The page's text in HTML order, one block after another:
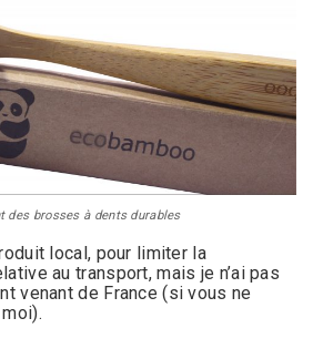
des brosses à dents durables
local, pour limiter la
au transport, mais je n’ai pas
venant de France (si vous ne